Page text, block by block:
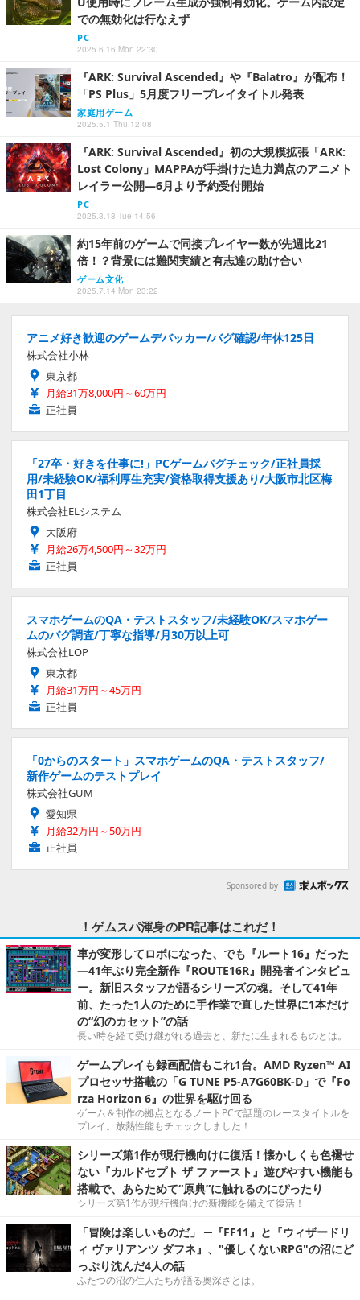
での無効化は行なえず
PC
2025.6.16 Mon 22:30
『ARK: Survival Ascended』や『Balatro』が配布！
「PS Plus」5月度フリープレイタイトル発表
家庭用ゲーム
2025.5.1 Thu 12:08
『ARK: Survival Ascended』初の大規模拡張「ARK:
Lost Colony」MAPPAが手掛けた迫力満点のアニメト
レイラー公開―6月より予約受付開始
PC
2025.3.18 Tue 14:56
約15年前のゲームで同接プレイヤー数が先週比21
倍！？背景には難関実績と有志達の助け合い
ゲーム文化
2025.7.14 Mon 23:22
アニメ好き歓迎のゲームデバッカー/バグ確認/年休125日
株式会社小林
東京都
月給31万8,000円～60万円
正社員
「27卒・好きを仕事に!」PCゲームバグチェック/正社員採
用/未経験OK/福利厚生充実/資格取得支援あり/大阪市北区梅
田1丁目
株式会社ELシステム
大阪府
月給26万4,500円～32万円
正社員
スマホゲームのQA・テストスタッフ/未経験OK/スマホゲー
ムのバグ調査/丁寧な指導/月30万以上可
株式会社LOP
東京都
月給31万円～45万円
正社員
「0からのスタート」スマホゲームのQA・テストスタッフ/
新作ゲームのテストプレイ
株式会社GUM
愛知県
月給32万円～50万円
正社員
Sponsored by
！ゲムスパ渾身のPR記事はこれだ！
車が変形してロボになった、でも『ルート16』だった
―41年ぶり完全新作『ROUTE16R』開発者インタビュ
ー。新旧スタッフが語るシリーズの魂。そして41年
前、たった1人のために手作業で直した世界に1本だけ
の“幻のカセット”の話
長い時を経て受け継がれる過去と、新たに生まれるものとは。
ゲームプレイも録画配信もこれ1台。AMD Ryzen™ AI
プロセッサ搭載の「G TUNE P5-A7G60BK-D」で『Fo
rza Horizon 6』の世界を駆け回る
ゲーム＆制作の拠点となるノートPCで話題のレースタイトルを
プレイ。放熱性能もチェックしました！
シリーズ第1作が現行機向けに復活！懐かしくも色褪せ
ない『カルドセプト ザ ファースト』遊びやすい機能も
搭載で、あらためて“原典”に触れるのにぴったり
シリーズ第1作が現行機向けの新機能を備えて復活！
「冒険は楽しいものだ」 ─『FF11』と『ウィザードリ
ィ ヴァリアンツ ダフネ』、"優しくないRPG"の沼にど
っぷり沈んだ4人の話
ふたつの沼の住人たちが語る奥深さとは。